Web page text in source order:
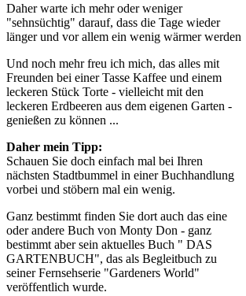
Daher warte ich mehr oder weniger
"sehnsüchtig" darauf, dass die Tage wieder
länger und vor allem ein wenig wärmer werden
Und noch mehr freu ich mich, das alles mit
Freunden bei einer Tasse Kaffee und einem
leckeren Stück Torte - vielleicht mit den
leckeren Erdbeeren aus dem eigenen Garten -
genießen zu können ...
Daher mein Tipp:
Schauen Sie doch einfach mal bei Ihren
nächsten Stadtbummel in einer Buchhandlung
vorbei und stöbern mal ein wenig.
Ganz bestimmt finden Sie dort auch das eine
oder andere Buch von Monty Don - ganz
bestimmt aber sein aktuelles Buch " DAS
GARTENBUCH", das als Begleitbuch zu
seiner Fernsehserie "Gardeners World"
veröffentlich wurde.